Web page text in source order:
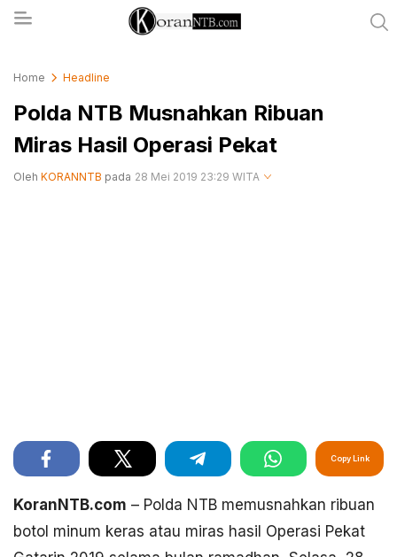
Home Headline
Polda NTB Musnahkan Ribuan
Miras Hasil Operasi Pekat
Oleh KORANNTB pada 28 Mei 2019 23:29 WITA
Copy Link
KoranNTB.com – Polda NTB memusnahkan ribuan
botol minum keras atau miras hasil Operasi Pekat